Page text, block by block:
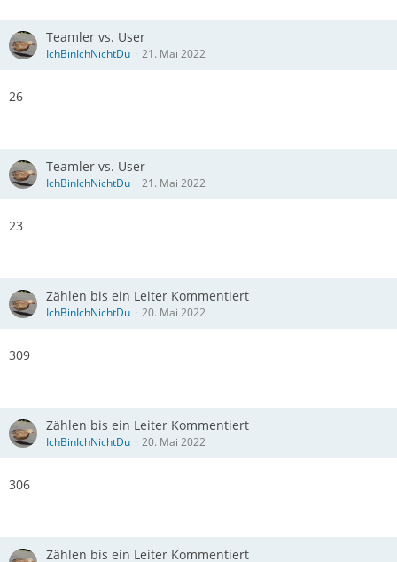
Teamler vs. User
IchBinIchNichtDu 21. Mai 2022
26
Teamler vs. User
IchBinIchNichtDu 21. Mai 2022
23
Zählen bis ein Leiter Kommentiert
IchBinIchNichtDu 20. Mai 2022
309
Zählen bis ein Leiter Kommentiert
IchBinIchNichtDu 20. Mai 2022
306
Zählen bis ein Leiter Kommentiert